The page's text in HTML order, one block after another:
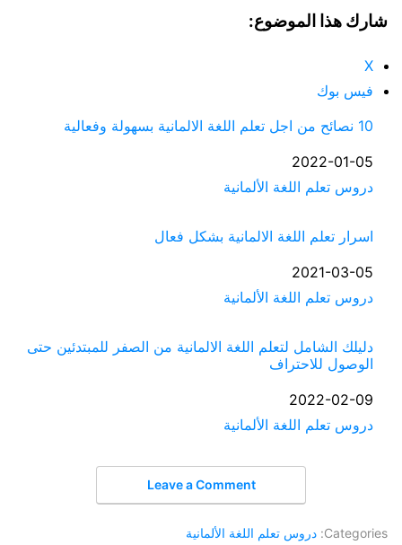
شارك هذا الموضوع:
X
فيس بوك
10 نصائح من اجل تعلم اللغة الالمانية بسهولة وفعالية
التاريخ
2022-01-05
في ما يتعلق بما يأتي
دروس تعلم اللغة الألمانية
اسرار تعلم اللغة الالمانية بشكل فعال
التاريخ
2021-03-05
في ما يتعلق بما يأتي
دروس تعلم اللغة الألمانية
دليلك الشامل لتعلم اللغة الالمانية من الصفر للمبتدئين حتى
الوصول للاحتراف
التاريخ
2022-02-09
في ما يتعلق بما يأتي
دروس تعلم اللغة الألمانية
Leave a Comment
Categories: دروس تعلم اللغة الألمانية